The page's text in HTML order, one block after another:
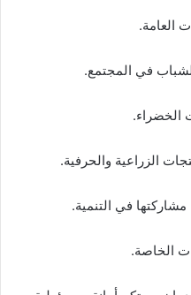
العامة.
في المجتمع.
الخضراء.
الزراعية والحرفية.
في التنمية.
الخاصة.